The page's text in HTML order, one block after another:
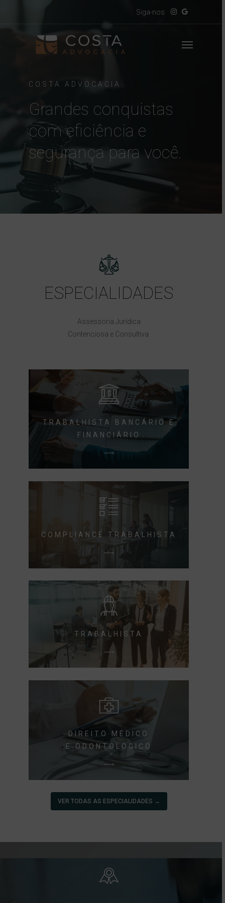
Siga-nos
COSTA ADVOCACIA
Grandes conquistas
com eficiência e
segurança para você.
ESPECIALIDADES
Assessoria Jurídica
Contenciosa e Consultiva.
TRABALHISTA BANCÁRIO E
FINANCIÁRIO
COMPLIANCE TRABALHISTA
TRABALHISTA
DIREITO MÉDICO
E ODONTOLÓGICO
VER TODAS AS ESPECIALIDADES →